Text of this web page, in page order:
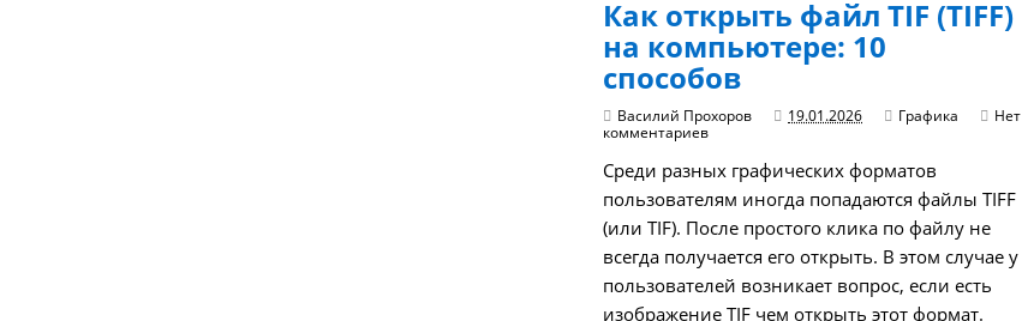
Как открыть файл TIF (TIFF)
на компьютере: 10
способов
Василий Прохоров 19.01.2026 Графика
Нет
комментариев
Среди разных графических форматов
пользователям иногда попадаются файлы TIFF
(или TIF). После простого клика по файлу не
всегда получается его открыть. В этом случае у
пользователей возникает вопрос, если есть
изображение TIF чем открыть этот формат.